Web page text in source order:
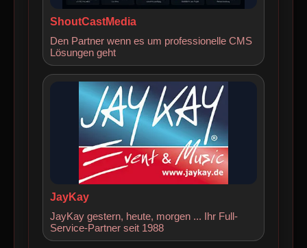
ShoutCastMedia
Den Partner wenn es um professionelle CMS
Lösungen geht
JayKay
JayKay gestern, heute, morgen ... Ihr Full-
Service-Partner seit 1988